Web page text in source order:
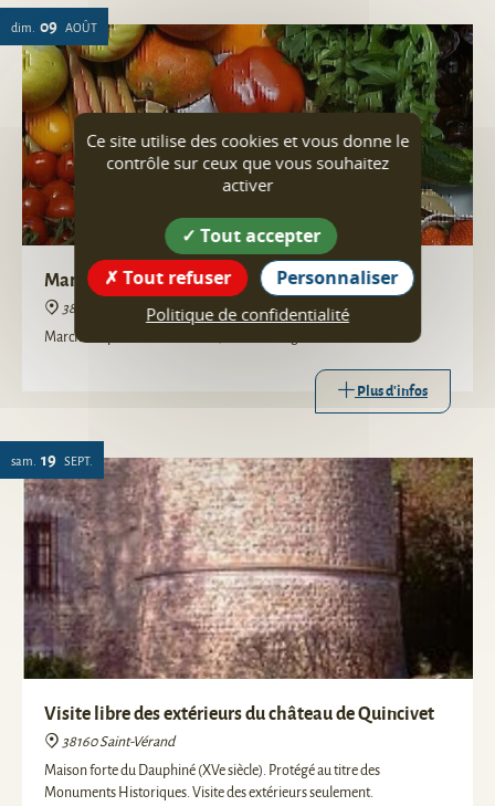
dim. 09 AOÛT
Marché de Producteurs locaux
38160 Saint-Vérand
Marché de producteurs locaux, convivial et gourmand !
Plus d'infos
sam. 19 SEPT.
Visite libre des extérieurs du château de Quincivet
38160 Saint-Vérand
Maison forte du Dauphiné (XVe siècle). Protégé au titre des
Monuments Historiques. Visite des extérieurs seulement.
Ce site utilise des cookies et vous donne le
contrôle sur ceux que vous souhaitez
activer
Tout accepter
Tout refuser
Personnaliser
Politique de confidentialité